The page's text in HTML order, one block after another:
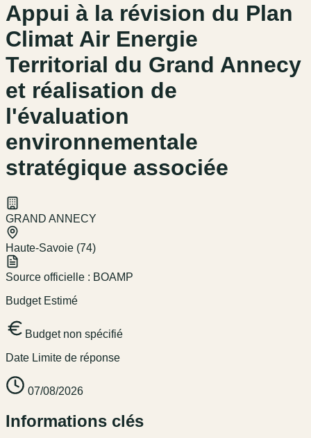
Appui à la révision du Plan
Climat Air Energie
Territorial du Grand Annecy
et réalisation de
l'évaluation
environnementale
stratégique associée
GRAND ANNECY
Haute-Savoie (74)
Source officielle : BOAMP
Budget Estimé
Budget non spécifié
Date Limite de réponse
07/08/2026
Informations clés